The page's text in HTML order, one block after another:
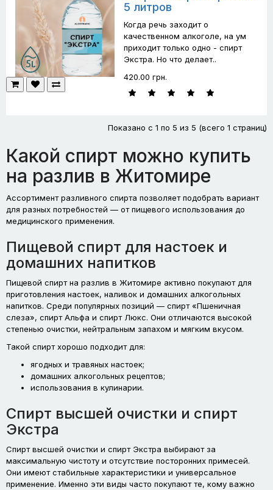
5 литров
Когда речь заходит о
качественном алкоголе, на ум
приходит только одно - спирт
Экстра. Но что делает..
420.00 грн.
Показано с 1 по 5 из 5 (всего 1 страниц)
Какой спирт можно купить
на разлив в Житомире
Ассортимент разливного спирта позволяет подобрать вариант
для разных потребностей — от пищевого использования до
медицинского применения.
Пищевой спирт для настоек и
домашних напитков
Пищевой спирт на разлив в Житомире активно покупают для
приготовления настоек, наливок и домашних алкогольных
напитков. Среди популярных позиций — спирт «Пшеничная
слеза», спирт Альфа и спирт Люкс. Они отличаются высокой
степенью очистки, нейтральным запахом и мягким вкусом.
Такой спирт хорошо подходит для:
ягодных и травяных настоек;
домашних алкогольных рецептов;
использования в кулинарии.
Спирт высшей очистки и спирт
Экстра
Спирт высшей очистки и спирт Экстра выбирают за
максимальную чистоту и отсутствие посторонних примесей.
Они имеют стабильные характеристики и универсальное
применение. Именно эти виды часто покупают те, кому важно